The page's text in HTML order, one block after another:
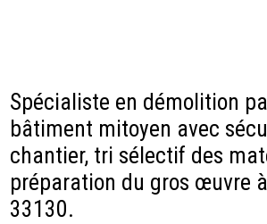
Spécialiste en démolition
bâtiment mitoyen avec
chantier, tri sélectif des
préparation du gros œuvre
33130.